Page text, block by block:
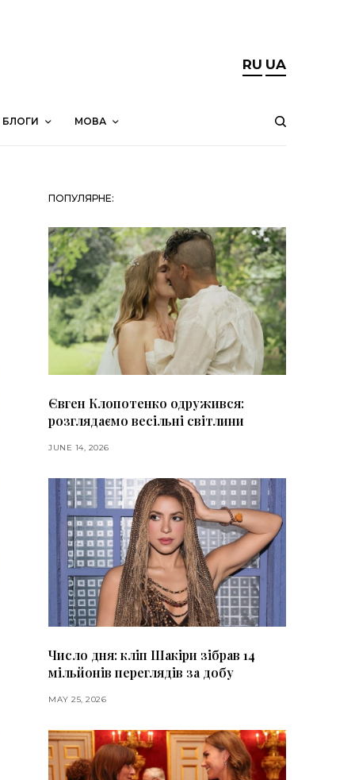
RU UA
БЛОГИ МОВА
ПОПУЛЯРНЕ:
Євген Клопотенко одружився:
розглядаємо весільні світлини
JUNE 14, 2026
Число дня: кліп Шакіри зібрав 14
мільйонів переглядів за добу
MAY 25, 2026